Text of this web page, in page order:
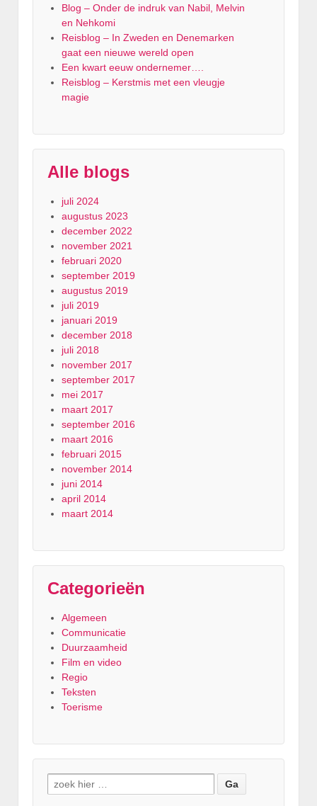
Blog – Onder de indruk van Nabil, Melvin
en Nehkomi
Reisblog – In Zweden en Denemarken
gaat een nieuwe wereld open
Een kwart eeuw ondernemer….
Reisblog – Kerstmis met een vleugje
magie
Alle blogs
juli 2024
augustus 2023
december 2022
november 2021
februari 2020
september 2019
augustus 2019
juli 2019
januari 2019
december 2018
juli 2018
november 2017
september 2017
mei 2017
maart 2017
september 2016
maart 2016
februari 2015
november 2014
juni 2014
april 2014
maart 2014
Categorieën
Algemeen
Communicatie
Duurzaamheid
Film en video
Regio
Teksten
Toerisme
Zoeken naar: